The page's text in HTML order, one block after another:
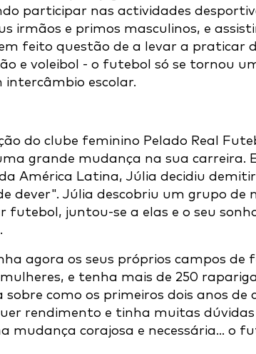
participar nas actividades
irmãos e primos masculinos, e
feito questão de a levar a praticar
e voleibol - o futebol só se tornou
intercâmbio escolar.
do clube feminino Pelado Real
grande mudança na sua
América Latina, Júlia decidiu
dever". Júlia descobriu um grupo de
futebol, juntou-se a elas e o seu
agora os seus próprios campos de
e tenha mais de 250
como os primeiros dois anos
rendimento e tinha muitas dúvidas
mudança corajosa e necessária... o